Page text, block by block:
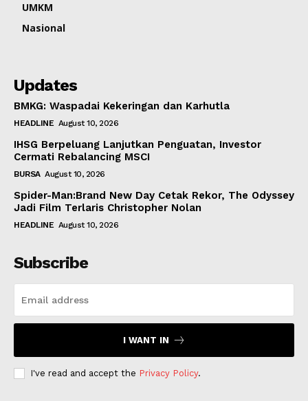
UMKM
Nasional
Updates
BMKG: Waspadai Kekeringan dan Karhutla
HEADLINE August 10, 2026
IHSG Berpeluang Lanjutkan Penguatan, Investor
Cermati Rebalancing MSCI
BURSA August 10, 2026
Spider-Man:Brand New Day Cetak Rekor, The Odyssey
Jadi Film Terlaris Christopher Nolan
HEADLINE August 10, 2026
Subscribe
I WANT IN
I've read and accept the Privacy Policy.